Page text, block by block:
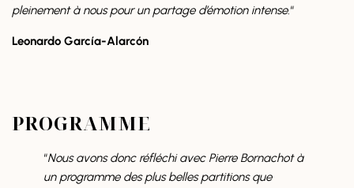
pleinement à nous pour un partage d’émotion intense.“
Leonardo García-Alarcón
PROGRAMME
“Nous avons donc réfléchi avec Pierre Bornachot à
un programme des plus belles partitions que